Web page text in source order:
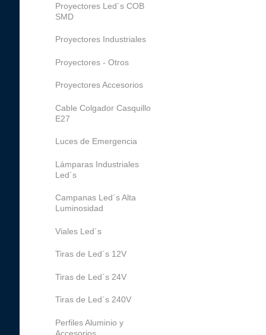
Proyectores Led´s COB
SMD
Proyectores Industriales
Proyectores - Otros
Proyectores Accesorios
Cable Colgador Casquillo
E27
Luces de Emergencia
Lámparas Industriales
Led´s
Campanas Led´s Alta
Luminosidad
Viales Led´s
Tiras de Led´s 12V
Tiras de Led´s 24V
Tiras de Led´s 240V
Perfiles Aluminio y
Accesorios